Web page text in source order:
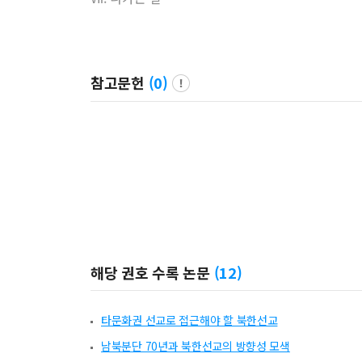
참고문헌 (0)
해당 권호 수록 논문 (12)
타문화권 선교로 접근해야 할 북한선교
남북분단 70년과 북한선교의 방향성 모색